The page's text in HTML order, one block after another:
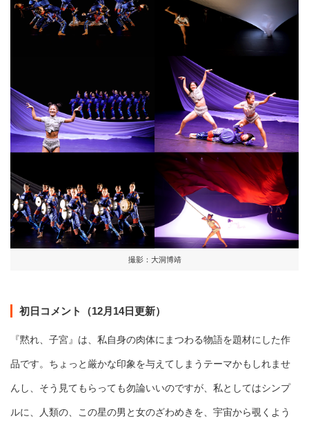
撮影：大洞博靖
初日コメント（12月14日更新）
『黙れ、子宮』は、私自身の肉体にまつわる物語を題材にした作
品です。ちょっと厳かな印象を与えてしまうテーマかもしれませ
んし、そう見てもらっても勿論いいのですが、私としてはシンプ
ルに、人類の、この星の男と女のざわめきを、宇宙から覗くよう